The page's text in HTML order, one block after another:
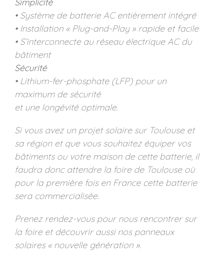
Simplicité
• Système de batterie AC entièrement intégré
• Installation « Plug-and-Play » rapide et facile
• S’interconnecte au réseau électrique AC du
bâtiment
Sécurité
• Lithium-fer-phosphate (LFP) pour un
maximum de sécurité
et une longévité optimale.
Si vous avez un projet solaire sur Toulouse et
sa région et que vous souhaitez équiper vos
bâtiments ou votre maison de cette batterie, il
faudra donc attendre la foire de Toulouse où
pour la première fois en France cette batterie
sera commercialisée.
Prenez rendez-vous pour nous rencontrer sur
la foire et découvrir aussi nos panneaux
solaires « nouvelle génération ».